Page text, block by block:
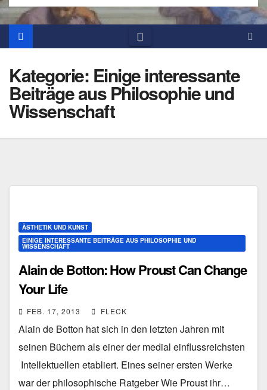
Kategorie: Einige interessante
Beiträge aus Philosophie und
Wissenschaft
ÄSTHETIK UND KUNST
EINIGE INTERESSANTE BEITRÄGE AUS PHILOSOPHIE UND
WISSENSCHAFT
Alain de Botton: How Proust Can Change
Your Life
FEB. 17, 2013 FLECK
Alain de Botton hat sich in den letzten Jahren mit
seinen Büchern als einer der medial einflussreichsten
Intellektuellen etabliert. Eines seiner ersten Werke
war der philosophische Ratgeber Wie Proust ihr…